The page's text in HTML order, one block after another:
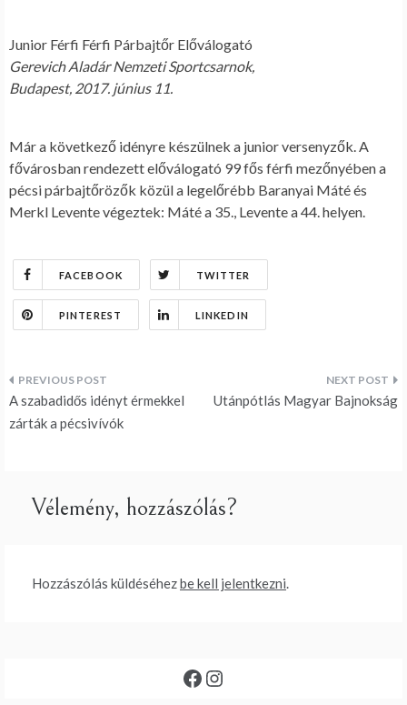
Junior Férfi Férfi Párbajtőr Előválogató
Gerevich Aladár Nemzeti Sportcsarnok,
Budapest, 2017. június 11.
Már a következő idényre készülnek a junior versenyzők. A
fővárosban rendezett előválogató 99 fős férfi mezőnyében a
pécsi párbajtőrözők közül a legelőrébb Baranyai Máté és
Merkl Levente végeztek: Máté a 35., Levente a 44. helyen.
FACEBOOK TWITTER
PINTEREST LINKEDIN
Bejegyzés
navigáció
A szabadidős idényt érmekkel
zárták a pécsivívók
Utánpótlás Magyar Bajnokság
Vélemény, hozzászólás?
Hozzászólás küldéséhezbe kell jelentkezni.
Facebook
Instagram